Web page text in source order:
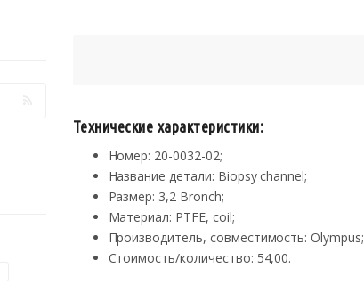
Технические характеристики:
Номер: 20-0032-02;
Название детали: Biopsy channel;
Размер: 3,2 Bronch;
Материал: PTFE, coil;
Производитель, совместимость: Olympus;
Стоимость/количество: 54,00.